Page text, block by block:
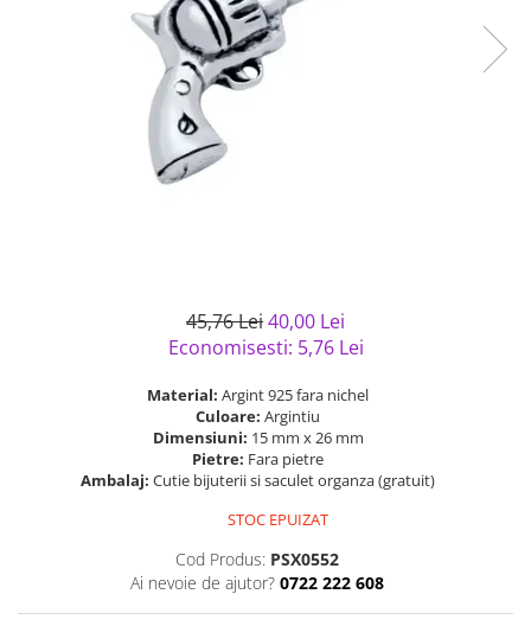
semipretioase
Bijuterii argint placat cu aur
Bijuterii argint cu diverse
Bijuterii argint cu murano
Bijuterii de Lux
Bijuterii gotice si rock
Bijuterii Handmade
Bijuterii fantezie
Casete si cutii de bijuterii
Solutii si lavete de curatare
45,76 Lei40,00 Lei
Economisesti: 5,76 Lei
Material: Argint 925 fara nichel
Culoare: Argintiu
Dimensiuni: 15 mm x 26 mm
Pietre: Fara pietre
Ambalaj: Cutie bijuterii si saculet organza (gratuit)
STOC EPUIZAT
Cod Produs: PSX0552
Ai nevoie de ajutor? 0722 222 608